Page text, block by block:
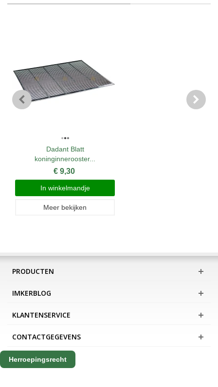
Dadant Blatt
koninginnerooster...
€ 9,30
In winkelmandje
Meer bekijken
PRODUCTEN
IMKERBLOG
KLANTENSERVICE
CONTACTGEGEVENS
Herroepingsrecht